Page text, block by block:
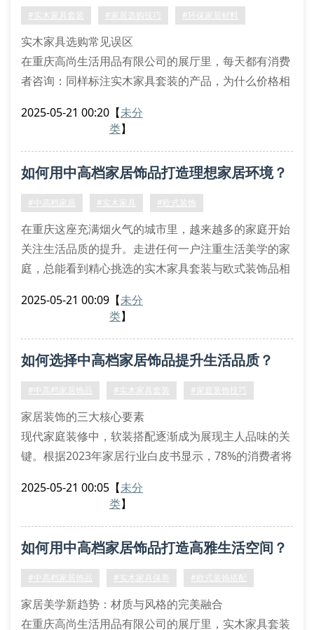
实木家具套装作为空间骨架，建议搭配玻璃或金属材质
你四步避坑
#实木家具套装 #家居选购技巧 #环保家居材料
实木家具选购常见误区
在重庆高尚生活用品有限公司的展厅里，每天都有消费
者咨询：同样标注实木家具套装的产品，为什么价格相
注意木材接缝处的自然纹理是否连贯，真正的全实木家
第一步：敲击辨音 – 实木框架敲击声清脆，贴皮家具则
发出沉闷声响
2025-05-21 00:20 【未分
类】
如何用中高档家居饰品打造理想家居环境？
#中高档家居 #实木家具 #欧式装饰
在重庆这座充满烟火气的城市里，越来越多的家庭开始
关注生活品质的提升。走进任何一户注重生活美学的家
庭，总能看到精心挑选的实木家具套装与欧式装饰品相
域。
沙发套件，每个细节都影响着空间氛围。选择纹理清晰
的北美胡桃木家具，搭配手工雕刻的欧式摆件，能让客
2025-05-21 00:09 【未分
类】
如何选择中高档家居饰品提升生活品质？
#中高档家居饰品 #实木家具套装 #家庭装饰技巧
家居装饰的三大核心要素
现代家庭装修中，软装搭配逐渐成为展现主人品味的关
键。根据2023年家居行业白皮书显示，78%的消费者将
高品质居家环境，需重点关注材质甄选、风格协调与功
胡桃木与橡木作为主流材质，其纹理走向直接影响家具
呈现效果。建议选择经过fsc认证的木材，搭配水性环
2025-05-21 00:05 【未分
类】
如何用中高档家居饰品打造高雅生活空间？
#中高档家居饰品 #实木家具保养 #欧式装饰搭配
家居美学新趋势：材质与风格的完美融合
在重庆高尚生活用品有限公司的展厅里，实木家具套装